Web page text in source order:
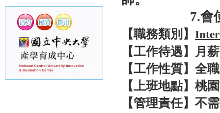
7.會使用
【職務類別】
【工作待遇】月
【工作性質】全職
【上班地點】桃
【管理責任】不